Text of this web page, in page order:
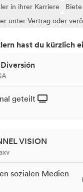
in ihrer Karriere
unter Vertrag oder
hast du kürzlich
geteilt
VISION
sozialen Medien